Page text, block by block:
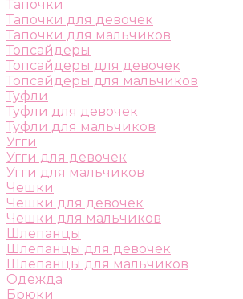
Тапочки
Тапочки для девочек
Тапочки для мальчиков
Топсайдеры
Топсайдеры для девочек
Топсайдеры для мальчиков
Туфли
Туфли для девочек
Туфли для мальчиков
Угги
Угги для девочек
Угги для мальчиков
Чешки
Чешки для девочек
Чешки для мальчиков
Шлепанцы
Шлепанцы для девочек
Шлепанцы для мальчиков
Одежда
Брюки